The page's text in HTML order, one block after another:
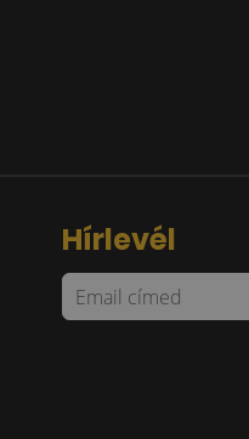
Hírlevél